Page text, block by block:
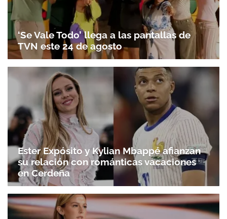
‘Se Vale Todo’ llega a las pantallas de
TVN este 24 de agosto
Ester Expósito y Kylian Mbappé afianzan
su relación con románticas vacaciones
en Cerdeña